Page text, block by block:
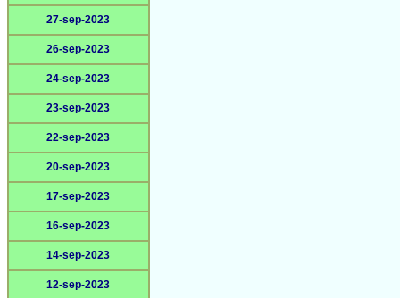
27-sep-2023
26-sep-2023
24-sep-2023
23-sep-2023
22-sep-2023
20-sep-2023
17-sep-2023
16-sep-2023
14-sep-2023
12-sep-2023